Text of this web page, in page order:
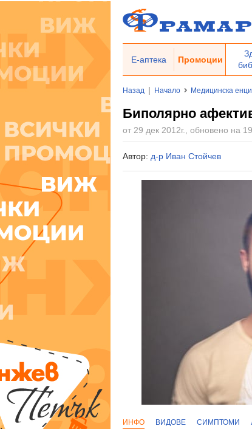
Е-аптека Промоции
Назад | Начало Медицинска
Биполярно
от 29 дек 2012г., обновено на
Автор: д-р Иван Стойчев
ИНФО ВИДОВЕ СИМПТОМИ